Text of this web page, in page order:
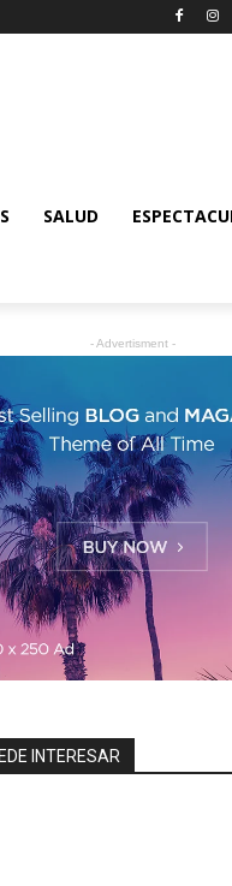
SALUD
- Advertisment -
INTERESAR